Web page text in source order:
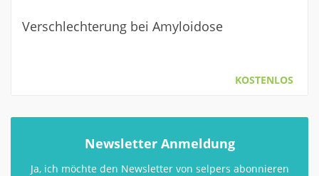
Verschlechterung bei Amyloidose
KOSTENLOS
Newsletter Anmeldung
Ja, ich möchte den Newsletter von selpers abonnieren